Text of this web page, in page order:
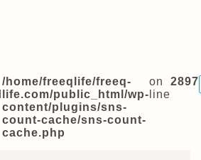
/home/freeqlife/freeq-
life.com/public_html/wp-
content/plugins/sns-
count-cache/sns-count-
cache.php
on
line
2897